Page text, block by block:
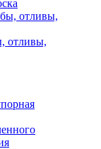
отливы,